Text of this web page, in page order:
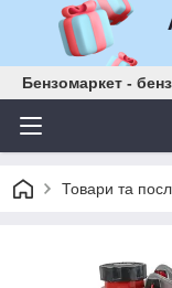
Бензомаркет -
Товари та